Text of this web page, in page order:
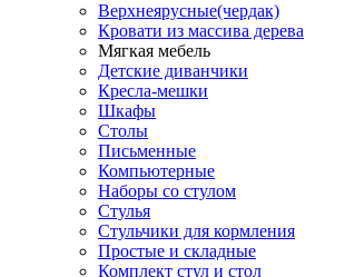
Верхнеярусные(чердак)
Кровати из массива дерева
Мягкая мебель
Детские диванчики
Кресла-мешки
Шкафы
Столы
Письменные
Компьютерные
Наборы со стулом
Стулья
Стульчики для кормления
Простые и складные
Комплект стул и стол